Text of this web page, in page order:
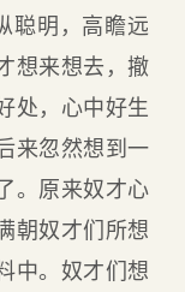
聪明，高瞻远
想来想去，撤
处，心中好生
来忽然想到一
。原来奴才心
朝奴才们所想
中。奴才们想